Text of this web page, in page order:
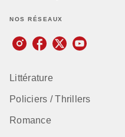
NOS RÉSEAUX
Littérature
Policiers / Thrillers
Romance